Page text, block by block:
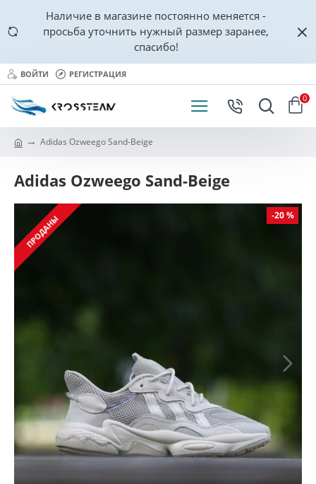
Наличие в магазине постоянно меняется -
просьба уточнить нужный размер заранее,
спасибо!
ВОЙТИ РЕГИСТРАЦИЯ
0
Adidas Ozweego Sand-Beige
Adidas Ozweego Sand-Beige
-20 %
ПРОДАНЫ